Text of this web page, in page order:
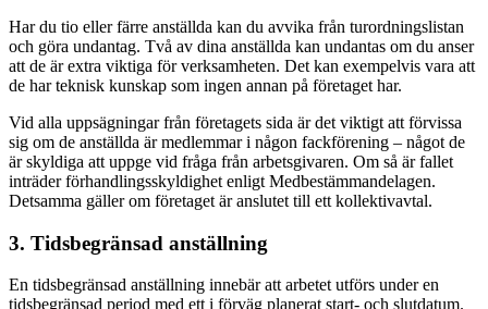
Har du tio eller färre anställda kan du avvika från turordningslistan
och göra undantag. Två av dina anställda kan undantas om du anser
att de är extra viktiga för verksamheten. Det kan exempelvis vara att
de har teknisk kunskap som ingen annan på företaget har.
Vid alla uppsägningar från företagets sida är det viktigt att förvissa
sig om de anställda är medlemmar i någon fackförening – något de
är skyldiga att uppge vid fråga från arbetsgivaren. Om så är fallet
inträder förhandlingsskyldighet enligt Medbestämmandelagen.
Detsamma gäller om företaget är anslutet till ett kollektivavtal.
3. Tidsbegränsad anställning
En tidsbegränsad anställning innebär att arbetet utförs under en
tidsbegränsad period med ett i förväg planerat start- och slutdatum.